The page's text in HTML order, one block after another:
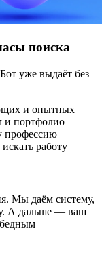
поиска
уже выдаёт без
и опытных
и портфолио
профессию
работу
Мы даём систему,
А дальше — ваш